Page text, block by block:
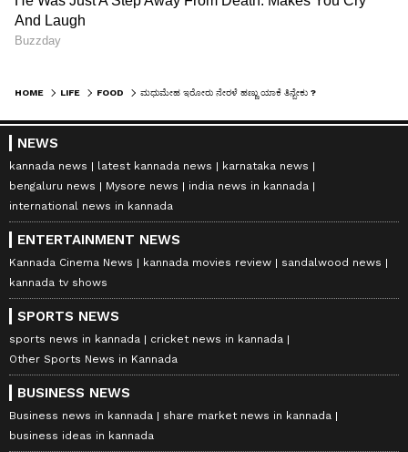
HOME LIFE FOOD ಮಧುಮೇಹ ಇರೋರು ನೇರಳೆ ಹಣ್ಣು ಯಾಕೆ ತಿನ್ಬೇಕು ?
NEWS
kannada news latest kannada news
karnataka news
bengaluru news
Mysore news
india news in kannada
international news in kannada
ENTERTAINMENT NEWS
Kannada Cinema News kannada movies review
sandalwood news
kannada tv shows
SPORTS NEWS
sports news in kannada
cricket news in kannada
Other Sports News in Kannada
BUSINESS NEWS
Business news in kannada
share market news in kannada
business ideas in kannada